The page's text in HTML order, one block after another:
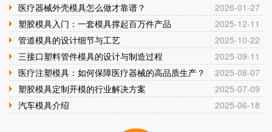
2026-01-27
医疗器械外壳模具怎么做才靠谱？
2025-12-11
塑胶模具入门：一套模具撑起百万件产品
2025-10-22
管道模具的设计细节与工艺
2025-09-11
三接口塑料管件模具的设计与制造过程
2025-08-07
医疗注塑模具：如何保障医疗器械的高品质生产？
2025-07-09
塑胶模具定制开模的行业解决方案
2025-06-18
汽车模具介绍